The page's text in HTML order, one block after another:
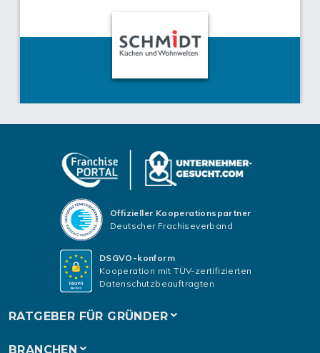
Offizieller Kooperationspartner
Deutscher Frachiseverband
DSGVO-konform
Kooperation mit TÜV-zertifizierten
Datenschutzbeauftragten
RATGEBER FÜR GRÜNDER
BRANCHEN